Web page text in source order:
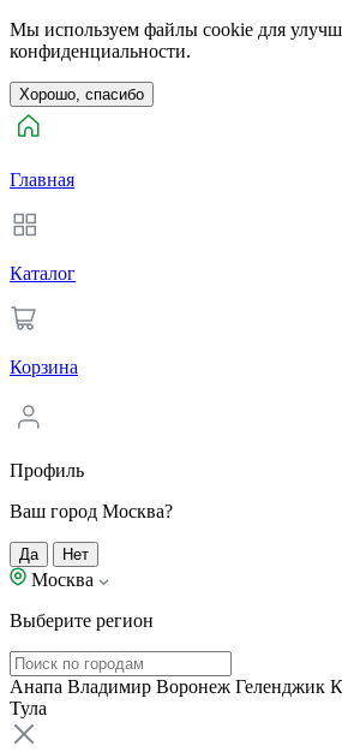
Мы используем файлы cookie для
конфиденциальности.
Хорошо, спасибо
Главная
Каталог
Корзина
Профиль
Ваш город Москва?
Да Нет
Москва
Выберите регион
Анапа Владимир Воронеж Геленджик
Тула